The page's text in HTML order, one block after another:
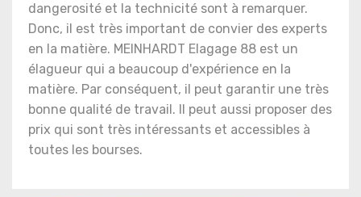
dangerosité et la technicité sont à remarquer.
Donc, il est très important de convier des experts
en la matière. MEINHARDT Elagage 88 est un
élagueur qui a beaucoup d'expérience en la
matière. Par conséquent, il peut garantir une très
bonne qualité de travail. Il peut aussi proposer des
prix qui sont très intéressants et accessibles à
toutes les bourses.